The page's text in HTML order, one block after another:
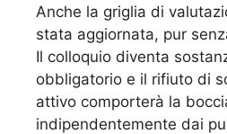
Anche la griglia di
stata aggiornata, pur
Il colloquio diventa
obbligatorio e il rifiuto di
attivo comporterà la
indipendentemente dai